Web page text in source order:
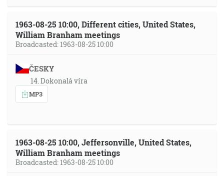
1963-08-25 10:00, Different cities, United States,
William Branham meetings
Broadcasted: 1963-08-25 10:00
ČESKY
14. Dokonalá víra
MP3
1963-08-25 10:00, Jeffersonville, United States,
William Branham meetings
Broadcasted: 1963-08-25 10:00